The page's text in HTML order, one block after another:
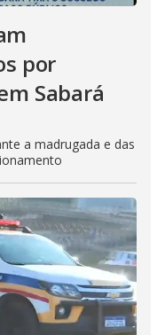
por
Sabará
a madrugada e das